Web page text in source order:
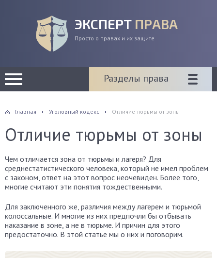
ЭКСПЕРТ ПРАВА
Просто о правах и их защите
Разделы права
Главная Уголовный кодекс Отличие тюрьмы от зоны
Отличие тюрьмы от зоны
Чем отличается зона от тюрьмы и лагеря? Для
среднестатистического человека, который не имел проблем
с законом, ответ на этот вопрос неочевиден. Более того,
многие считают эти понятия тождественными.
Для заключенного же, различия между лагерем и тюрьмой
колоссальные. И многие из них предпочли бы отбывать
наказание в зоне, а не в тюрьме. И причин для этого
предостаточно. В этой статье мы о них и поговорим.